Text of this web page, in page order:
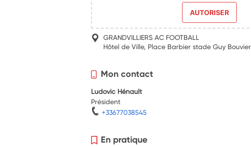
AUTORISER
GRANDVILLIERS AC FOOTBALL
Hôtel de Ville, Place Barbier stade Guy Bouvier
Mon contact
Ludovic Hénault
Président
+33677038545
En pratique